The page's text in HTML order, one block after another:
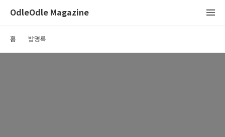
OdleOdle Magazine
홈 방명록